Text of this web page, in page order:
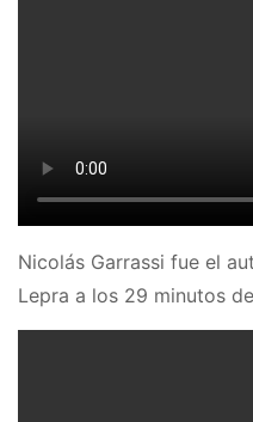
Nicolás Garrassi fue el
Lepra a los 29 minutos